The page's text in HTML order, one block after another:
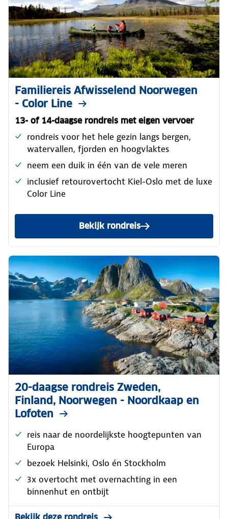
Familiereis Afwisselend Noorwegen
- Color Line
13- of 14-daagse rondreis met eigen vervoer
rondreis voor het hele gezin langs bergen,
watervallen, fjorden en hoogvlaktes
neem een duik in één van de vele meren
inclusief retourovertocht Kiel-Oslo met de luxe
Color Line
Bekijk rondreis
20-daagse rondreis Zweden,
Finland, Noorwegen - Noordkaap en
Lofoten
reis naar de noordelijkste hoogtepunten van
Europa
bezoek Helsinki, Oslo én Stockholm
3x overtocht met overnachting in een
binnenhut en ontbijt